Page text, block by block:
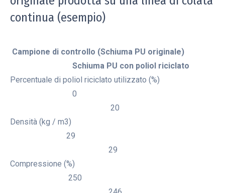
continua (esempio)
Campione di controllo (Schiuma PU originale)
Schiuma PU con poliol riciclato
Percentuale di poliol riciclato utilizzato (%)
0
20
Densità (kg / m3)
29
29
Compressione (%)
250